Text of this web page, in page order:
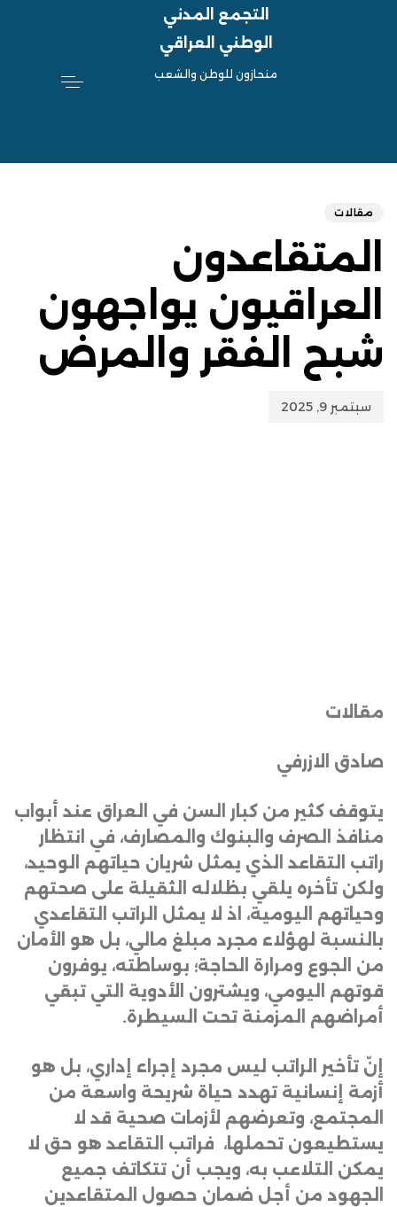
التجمع المدني
الوطني العراقي
منحازون للوطن والشعب
مقالات
المتقاعدون
العراقيون يواجهون
شبح الفقر والمرض
سبتمبر 9, 2025
مقالات
صادق الازرفي
يتوقف كثير من كبار السن في العراق عند أبواب
منافذ الصرف والبنوك والمصارف، في انتظار
راتب التقاعد الذي يمثل شريان حياتهم الوحيد،
ولكن تأخره يلقي بظلاله الثقيلة على صحتهم
وحياتهم اليومية، اذ لا يمثل الراتب التقاعدي
بالنسبة لهؤلاء مجرد مبلغ مالي، بل هو الأمان
من الجوع ومرارة الحاجة؛ بوساطته، يوفرون
قوتهم اليومي، ويشترون الأدوية التي تبقي
أمراضهم المزمنة تحت السيطرة.
إنّ تأخير الراتب ليس مجرد إجراء إداري، بل هو
أزمة إنسانية تهدد حياة شريحة واسعة من
المجتمع، وتعرضهم لأزمات صحية قد لا
يستطيعون تحملها، فراتب التقاعد هو حق لا
يمكن التلاعب به، ويجب أن تتكاتف جميع
الجهود من أجل ضمان حصول المتقاعدين